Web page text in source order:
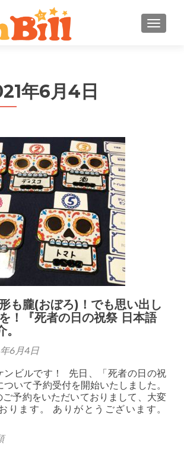
MENU
年6月4日
も朧(おぼろ)！でも思い出し
！『死者の日の祝祭 日本語
6月4日
ンビルです！ 先日、「死者の日の祝
いて予約受付を開始いたしました。
ご予約をいただいておりまして、大変
ります。 ありがとうございます。